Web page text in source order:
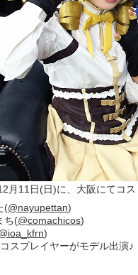
月11日(日)に、大阪にてコス
(@nayupettan)
ち(@comachicos)
)
スプレイヤーがモデル出演♪